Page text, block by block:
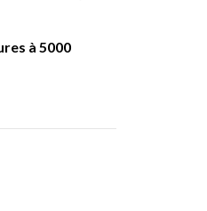
à 5000